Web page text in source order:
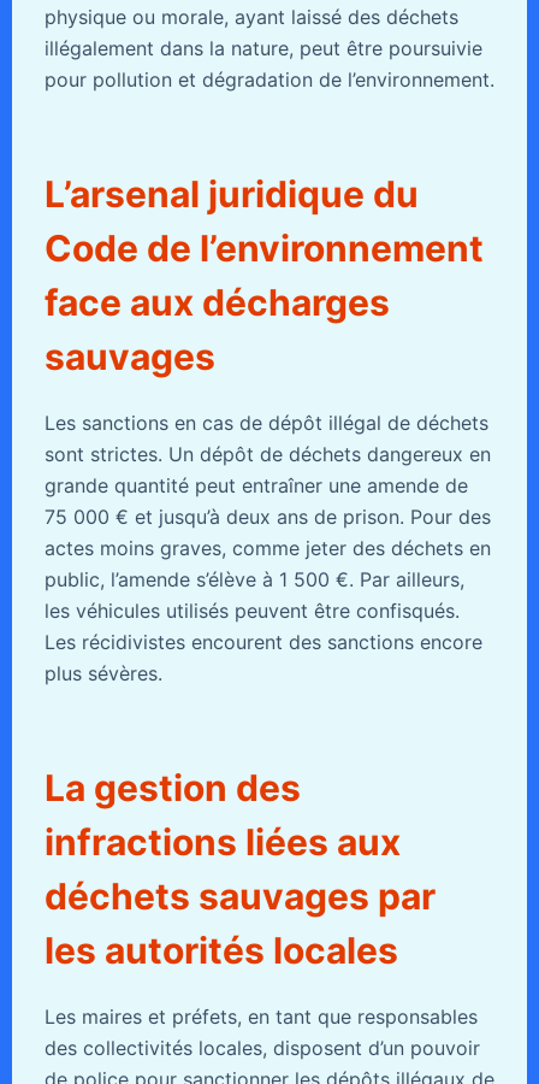
physique ou morale, ayant laissé des déchets
illégalement dans la nature, peut être poursuivie
pour pollution et dégradation de l’environnement.
L’arsenal juridique du
Code de l’environnement
face aux décharges
sauvages
Les sanctions en cas de dépôt illégal de déchets
sont strictes. Un dépôt de déchets dangereux en
grande quantité peut entraîner une amende de
75 000 € et jusqu’à deux ans de prison. Pour des
actes moins graves, comme jeter des déchets en
public, l’amende s’élève à 1 500 €. Par ailleurs,
les véhicules utilisés peuvent être confisqués.
Les récidivistes encourent des sanctions encore
plus sévères.
La gestion des
infractions liées aux
déchets sauvages par
les autorités locales
Les maires et préfets, en tant que responsables
des collectivités locales, disposent d’un pouvoir
de police pour sanctionner les dépôts illégaux de